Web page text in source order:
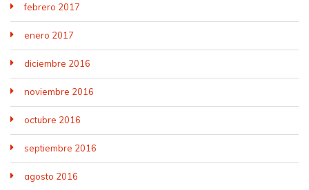
febrero 2017
enero 2017
diciembre 2016
noviembre 2016
octubre 2016
septiembre 2016
agosto 2016